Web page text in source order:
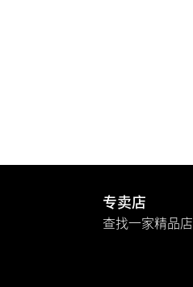
专卖店
查找一家精品店